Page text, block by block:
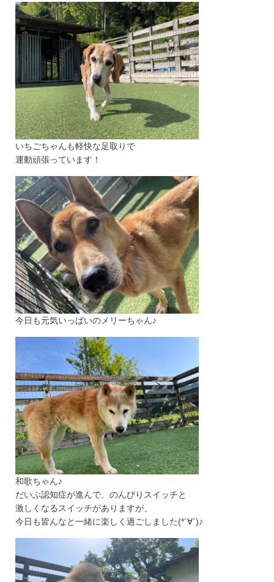
いちごちゃんも軽快な足取りで
運動頑張っています！
今日も元気いっぱいのメリーちゃん♪
和歌ちゃん♪
だいぶ認知症が進んで、のんびりスイッチと
激しくなるスイッチがありますが、
今日も皆んなと一緒に楽しく過ごしました(*´∀`)♪